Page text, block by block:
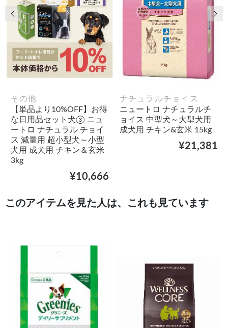
その他
【単品より10%OFF】お得
な日用品セット犬③ ニュ
ートロ ナチュラル チョイ
ス 減量用 超小型犬～小型
犬用 成犬用 チキン＆玄米
3kg
¥10,666
ナチュラルチョイス
ニュートロ ナチュラルチ
ョイス 中型犬～大型犬用
成犬用 チキン&玄米 15kg
¥21,381
前の画像 次
このアイテムを見た人は、これも見ています